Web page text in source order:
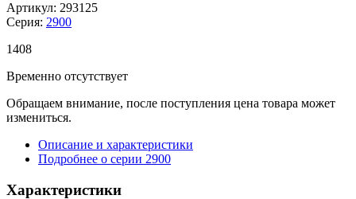
Артикул: 293125
Серия: 2900
1408
Временно отсутствует
Обращаем внимание, после поступления цена товара может
измениться.
Описание и характеристики
Подробнее о серии 2900
Характеристики